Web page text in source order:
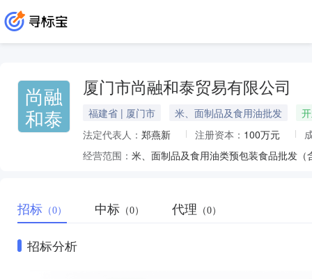
尚融
和泰
厦门市尚融和泰贸易有限公司
福建省 | 厦门市 米、面制品及食用油批发
法定代表人： 郑燕新 注册资本： 100万元
经营范围：
招标 （0） 中标 （0） 代理 （0）
招标分析